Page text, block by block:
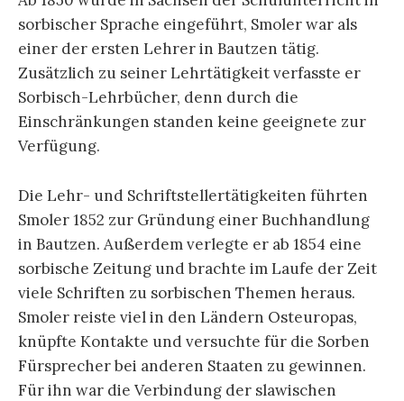
sorbischer Sprache eingeführt, Smoler war als
einer der ersten Lehrer in Bautzen tätig.
Zusätzlich zu seiner Lehrtätigkeit verfasste er
Sorbisch-Lehrbücher, denn durch die
Einschränkungen standen keine geeignete zur
Verfügung.
Die Lehr- und Schriftstellertätigkeiten führten
Smoler 1852 zur Gründung einer Buchhandlung
in Bautzen. Außerdem verlegte er ab 1854 eine
sorbische Zeitung und brachte im Laufe der Zeit
viele Schriften zu sorbischen Themen heraus.
Smoler reiste viel in den Ländern Osteuropas,
knüpfte Kontakte und versuchte für die Sorben
Fürsprecher bei anderen Staaten zu gewinnen.
Für ihn war die Verbindung der slawischen